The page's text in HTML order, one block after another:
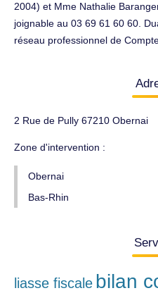
2004) et Mme Nathalie
joignable au 03 69 61 60 60.
réseau professionnel de
2 Rue de Pully 67210 Obernai
Zone d'intervention :
Obernai
Bas-Rhin
liasse fiscale bilan